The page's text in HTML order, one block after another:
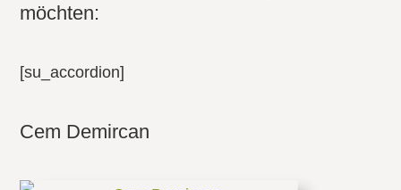
möchten:
[su_accordion]
Cem Demircan